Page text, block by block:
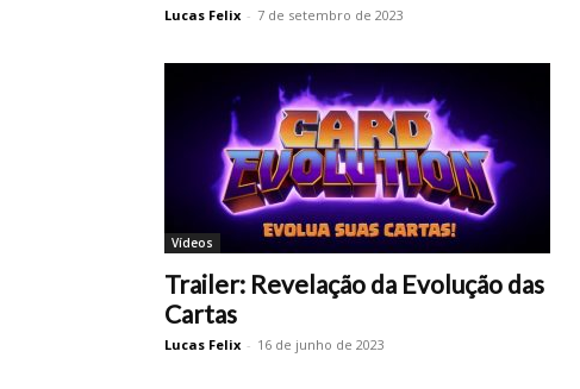
Lucas Felix - 7 de setembro de 2023
Vídeos
Trailer: Revelação da Evolução das
Cartas
Lucas Felix - 16 de junho de 2023